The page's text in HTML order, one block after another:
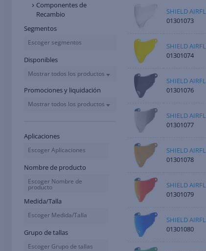
Componentes de
Recambio
Segmentos
Escoger segmentos
Disponibles
Mostrar todos los productos
Promociones y liquidación
Mostrar todos los productos
Aplicaciones
Escoger Aplicaciones
Nombre de producto
Escoger Nombre de
producto
Medida/Talla
Escoger Medida/Talla
Grupo de tallas
Escoger Grupo de tallas
SHIELD
01301073
SHIELD
01301074
SHIELD
01301076
SHIELD
01301077
SHIELD
01301078
SHIELD
01301079
SHIELD
01301080